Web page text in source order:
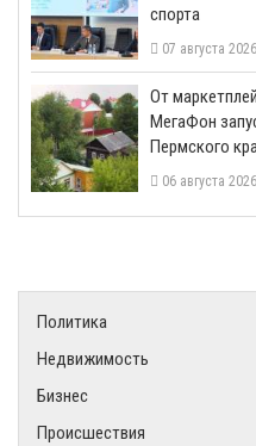
спорта
07 августа
От
МегаФон
Пермского
06 августа
Политика
Недвижимость
Бизнес
Происшествия